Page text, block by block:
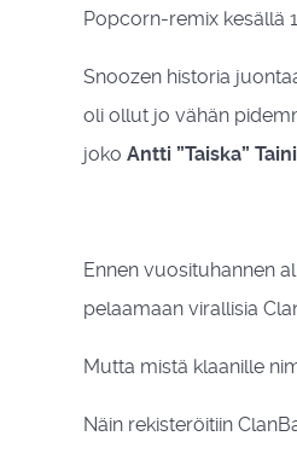
Popcorn-remix kesällä
Snoozen historia
oli ollut jo vähän
joko Antti ”Taiska”
Ennen vuosituhannen
pelaamaan virallisia
Mutta mistä klaanille
Näin rekisteröitiin